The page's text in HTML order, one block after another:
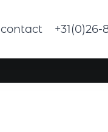
contact